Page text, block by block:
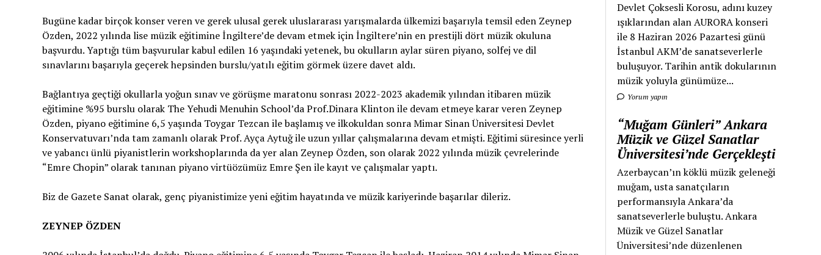
Bugüne kadar birçok konser veren ve gerek ulusal gerek uluslararası yarışmalarda ülkemizi başarıyla temsil eden Zeynep
Özden, 2022 yılında lise müzik eğitimine İngiltere’de devam etmek için İngiltere’nin en prestijli dört müzik okuluna
başvurdu. Yaptığı tüm başvurular kabul edilen 16 yaşındaki yetenek, bu okulların aylar süren piyano, solfej ve dil
sınavlarını başarıyla geçerek hepsinden burslu/yatılı eğitim görmek üzere davet aldı.
Bağlantıya geçtiği okullarla yoğun sınav ve görüşme maratonu sonrası 2022-2023 akademik yılından itibaren müzik
eğitimine %95 burslu olarak The Yehudi Menuhin School’da Prof.Dinara Klinton ile devam etmeye karar veren Zeynep
Özden, piyano eğitimine 6,5 yaşında Toygar Tezcan ile başlamış ve ilkokuldan sonra Mimar Sinan Üniversitesi Devlet
Konservatuvarı’nda tam zamanlı olarak Prof. Ayça Aytuğ ile uzun yıllar çalışmalarına devam etmişti. Eğitimi süresince yerli
ve yabancı ünlü piyanistlerin workshoplarında da yer alan Zeynep Özden, son olarak 2022 yılında müzik çevrelerinde
“Emre Chopin” olarak tanınan piyano virtüözümüz Emre Şen ile kayıt ve çalışmalar yaptı.
Biz de Gazete Sanat olarak, genç piyanistimize yeni eğitim hayatında ve müzik kariyerinde başarılar dileriz.
ZEYNEP ÖZDEN
Devlet Çoksesli Korosu, adını kuzey
ışıklarından alan AURORA konseri
ile 8 Haziran 2026 Pazartesi günü
İstanbul AKM’de sanatseverlerle
buluşuyor. Tarihin antik dokularının
müzik yoluyla günümüze...
Yorum yapın
“Muğam Günleri” Ankara
Müzik ve Güzel Sanatlar
Üniversitesi’nde Gerçekleşti
Azerbaycan’ın köklü müzik geleneği
muğam, usta sanatçıların
performansıyla Ankara’da
sanatseverlerle buluştu. Ankara
Müzik ve Güzel Sanatlar
Üniversitesi’nde düzenlenen